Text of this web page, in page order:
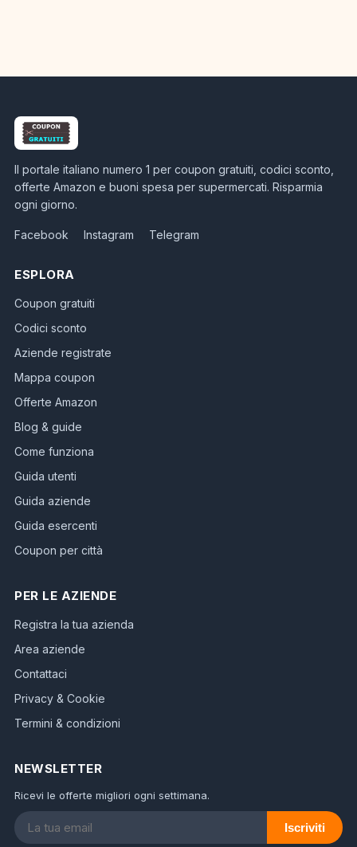
Il portale italiano numero 1 per coupon gratuiti, codici sconto,
offerte Amazon e buoni spesa per supermercati. Risparmia
ogni giorno.
Facebook Instagram Telegram
ESPLORA
Coupon gratuiti
Codici sconto
Aziende registrate
Mappa coupon
Offerte Amazon
Blog & guide
Come funziona
Guida utenti
Guida aziende
Guida esercenti
Coupon per città
PER LE AZIENDE
Registra la tua azienda
Area aziende
Contattaci
Privacy & Cookie
Termini & condizioni
NEWSLETTER
Ricevi le offerte migliori ogni settimana.
Iscriviti